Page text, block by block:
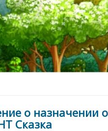
о назначении
Сказка